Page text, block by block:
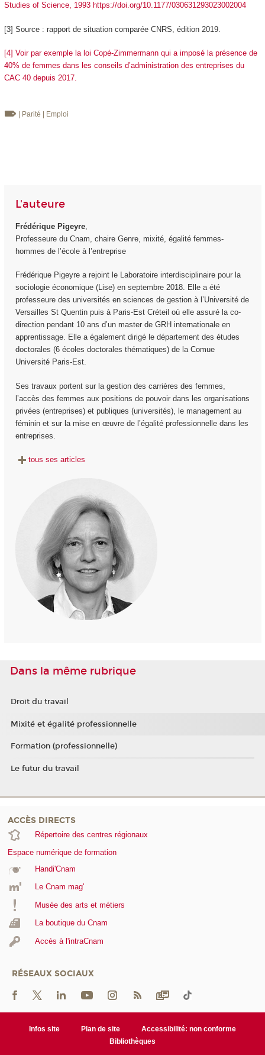
Studies of Science, 1993 https://doi.org/10.1177/030631293023002004
[3] Source : rapport de situation comparée CNRS, édition 2019.
[4] Voir par exemple la loi Copé-Zimmermann qui a imposé la présence de
40% de femmes dans les conseils d’administration des entreprises du
CAC 40 depuis 2017.
| Parité | Emploi
L'auteure
Frédérique Pigeyre,
Professeure du Cnam, chaire Genre, mixité, égalité femmes-
hommes de l’école à l’entreprise
Frédérique Pigeyre a rejoint le Laboratoire interdisciplinaire pour la
sociologie économique (Lise) en septembre 2018. Elle a été
professeure des universités en sciences de gestion à l’Université de
Versailles St Quentin puis à Paris-Est Créteil où elle assuré la co-
direction pendant 10 ans d’un master de GRH internationale en
apprentissage. Elle a également dirigé le département des études
doctorales (6 écoles doctorales thématiques) de la Comue
Université Paris-Est.
Ses travaux portent sur la gestion des carrières des femmes,
l’accès des femmes aux positions de pouvoir dans les organisations
privées (entreprises) et publiques (universités), le management au
féminin et sur la mise en œuvre de l’égalité professionnelle dans les
entreprises.
tous ses articles
Dans la même rubrique
Droit du travail
Mixité et égalité professionnelle
Formation (professionnelle)
Le futur du travail
ACCÈS DIRECTS
Répertoire des centres régionaux
Espace numérique de formation
Handi'Cnam
Le Cnam mag'
Musée des arts et métiers
La boutique du Cnam
Accès à l'intraCnam
RÉSEAUX SOCIAUX
Infos site Plan de site
Accessibilité: non conforme
Bibliothèques